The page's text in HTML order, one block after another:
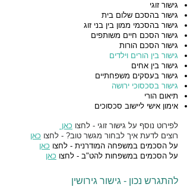
גישור זוגי
גישור בהסכם שלום בית
גישור בהסכמי ממון בין בני זוג
גישור הסכם חיים משותפים
גישור הסכם הורות
גישור בין הורים וילדים
גישור בין אחים
גישור בעסקים משפחתיים
גישור בסכסוכי ירושה
תיאום הורי
אימון אישי ליישוב סכסוכים
לפירוט נוסף על גישור זוגי - לחצו כאן
רוצים לדעת איך לבחור מגשר טוב? - לחצו כאן
על הסכמים במשפחה המודרנית - לחצו כאן
על הסכמים במשפחות להט"ב - לחצו כאן
להתגרש נכון - גישור גירושין